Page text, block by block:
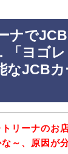
ナで
「ヨゴ
なJCB
リーナのお
～、原因が